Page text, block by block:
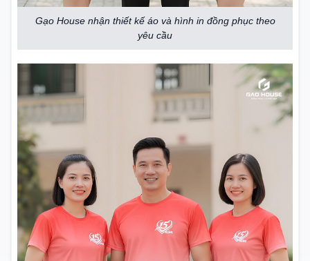
Gạo House nhận thiết kế áo và hình in đồng phục theo
yêu cầu